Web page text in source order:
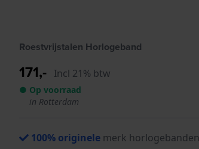
Roestvrijstalen Horlogeband
171,- Incl 21% btw
● Op voorraad
in Rotterdam
100% originele merk horlogebanden